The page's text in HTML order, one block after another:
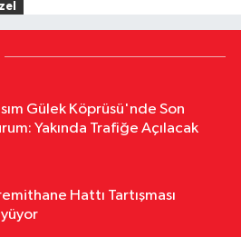
Menderes Kutlu'dan Devlet
Adana 01 FK forması
Hakemler Sezon Öncesi
Halil Çağdaş Kaya'nın
Gülek Köprüsü'nde Son
Yakında Trafiğe Açılacak
Hattı Tartışması